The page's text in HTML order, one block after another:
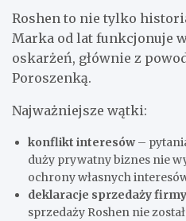
Roshen to nie tylko
Marka od lat funkcjonuje
oskarżeń, głównie z
Poroszenką.
Najważniejsze wątki:
konflikt interesów–
duży prywatny biznes nie
ochrony własnych
deklaracje sprzedaży firmy
sprzedaży Roshen nie